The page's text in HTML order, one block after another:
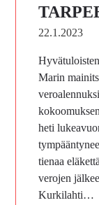
22.1.2023
Marin
heti
tienaa
verojen
Kurkilahti…